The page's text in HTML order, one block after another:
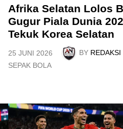
S
T
E
D
Afrika Selatan Lolos
Gugur Piala Dunia
Tekuk Korea Selatan
25 JUNI 2026 BY REDAKSI
P
E
D
I
SEPAK BOLA